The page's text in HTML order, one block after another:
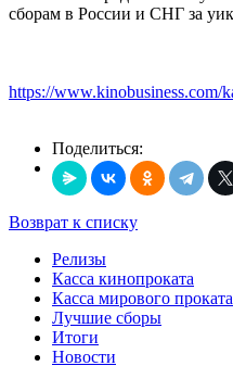
сборам в России и СНГ за
https://www.kinobusiness.com/
Поделиться:
Возврат к списку
Релизы
Касса кинопроката
Касса мирового проката
Лучшие сборы
Итоги
Новости